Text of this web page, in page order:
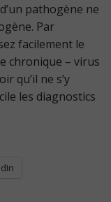
pathogène ne
Par
facilement le
chronique – virus
qu’il ne s’y
les diagnostics